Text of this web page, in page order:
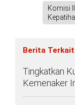
Komisi
Berita Terkait
Tingkatkan
Kemenaker